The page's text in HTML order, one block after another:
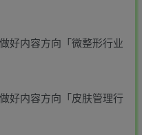
好内容方向「微整形行业
好内容方向「皮肤管理行